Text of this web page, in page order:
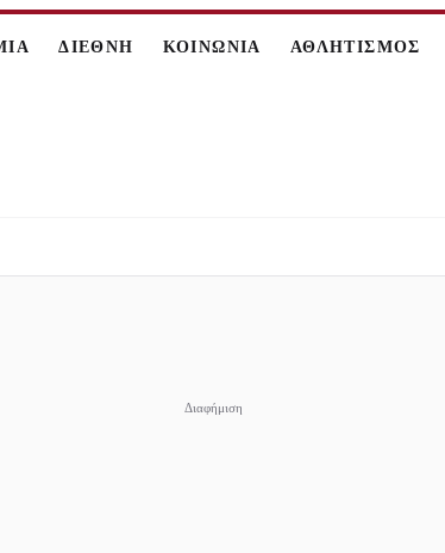
ΔΙΕΘΝΗ ΚΟΙΝΩΝΙΑ ΑΘΛΗΤΙΣΜΟΣ